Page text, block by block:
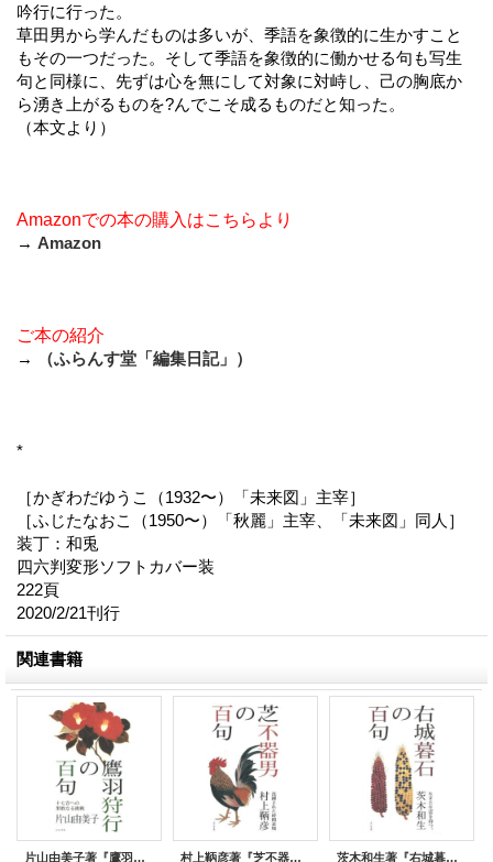
吟行に行った。
草田男から学んだものは多いが、季語を象徴的に生かすこと
もその一つだった。そして季語を象徴的に働かせる句も写生
句と同様に、先ずは心を無にして対象に対峙し、己の胸底か
ら湧き上がるものを?んでこそ成るものだと知った。
（本文より）
Amazonでの本の購入はこちらより
→ Amazon
ご本の紹介
→
（ふらんす堂「編集日記」）
*
［かぎわだゆうこ（1932〜）「未来図」主宰］
［ふじたなおこ（1950〜）「秋麗」主宰、「未来図」同人］
装丁：和兎
四六判変形ソフトカバー装
222頁
2020/2/21刊行
関連書籍
片山由美子著『鷹羽狩行の百句』（たかはしゅぎょうのひゃっく） 村上鞆彦著『芝不器男の百句』（しばふきおのひゃっく） 茨木和生著『右城暮石の百句』（うしろぼせきのひゃっく）